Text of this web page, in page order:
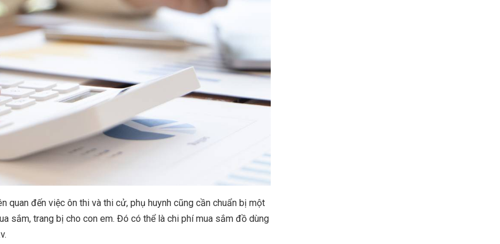
quan đến việc ôn thi và thi cử, phụ huynh cũng cần chuẩn bị một
sắm, trang bị cho con em. Đó có thể là chi phí mua sắm đồ dùng